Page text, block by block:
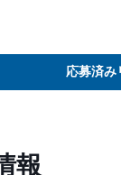
応募済み
報